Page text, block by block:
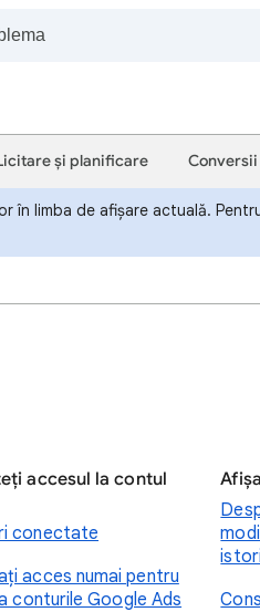
și planificare
în limba de afișare actuală.
accesul la contul
conectate
acces numai pentru
conturile Google Ads